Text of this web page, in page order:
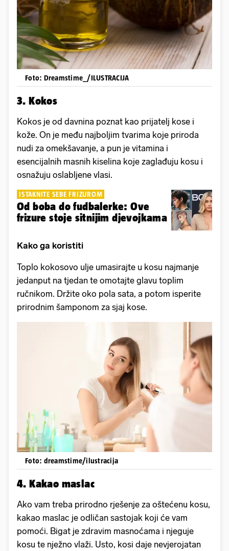
Foto: Dreamstime_/ILUSTRACIJA
3. Kokos
Kokos je od davnina poznat kao prijatelj kose i
kože. On je među najboljim tvarima koje priroda
nudi za omekšavanje, a pun je vitamina i
esencijalnih masnih kiselina koje zaglađuju kosu i
osnažuju oslabljene vlasi.
ISTAKNITE SEBE FRIZUROM
Od boba do fudbalerke: Ove
frizure stoje sitnijim djevojkama
Kako ga koristiti
Toplo kokosovo ulje umasirajte u kosu najmanje
jedanput na tjedan te omotajte glavu toplim
ručnikom. Držite oko pola sata, a potom isperite
prirodnim šamponom za sjaj kose.
Foto: dreamstime/ilustracija
4. Kakao maslac
Ako vam treba prirodno rješenje za oštećenu kosu,
kakao maslac je odličan sastojak koji će vam
pomoći. Bigat je zdravim masnoćama i njeguje
kosu te nježno vlaži. Usto, kosi daje nevjerojatan